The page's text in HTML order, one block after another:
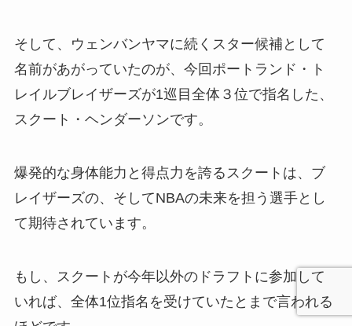
そして、ウェンバンヤマに続くスター候補として
名前があがっていたのが、今回ポートランド・ト
レイルブレイザーズが1巡目全体３位で指名した、
スクート・ヘンダーソンです。
爆発的な身体能力と得点力を誇るスクートは、ブ
レイザーズの、そしてNBAの未来を担う選手とし
て期待されています。
もし、スクートが今年以外のドラフトに参加して
いれば、全体1位指名を受けていたとまで言われる